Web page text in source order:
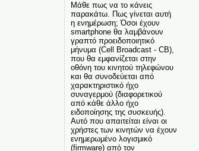
Μάθε πως να το κάνεις
παρακάτω. Πως γίνεται αυτή
η ενημέρωση; Όσοι έχουν
smartphone θα λαμβάνουν
γραπτό προειδοποιητικό
μήνυμα (Cell Broadcast - CB),
που θα εμφανίζεται στην
οθόνη του κινητού τηλεφώνου
και θα συνοδεύεται από
χαρακτηριστικό ήχο
συναγερμού (διαφορετικού
από κάθε άλλο ήχο
ειδοποίησης της συσκευής).
Αυτό που απαιτείται είναι οι
χρήστες των κινητών να έχουν
ενημερωμένο λογισμικό
(firmware) από τον